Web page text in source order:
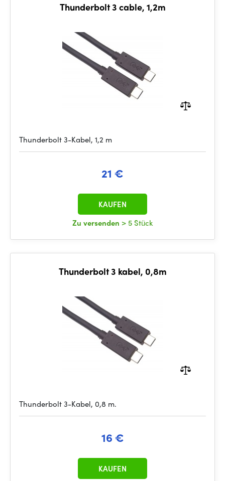
Thunderbolt 3 cable, 1,2m
Thunderbolt 3-Kabel, 1,2 m
21 €
Zu versenden > 5 Stück
KAUFEN
Thunderbolt 3 kabel, 0,8m
Thunderbolt 3-Kabel, 0,8 m.
16 €
KAUFEN